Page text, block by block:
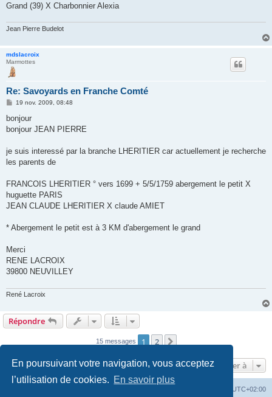
En poursuivant votre navigation, vous acceptez
l’utilisation de cookies. En savoir plus
Grand (39) X Charbonnier Alexia
Jean Pierre Budelot
mdslacroix
Marmottes
Re: Savoyards en Franche Comté
M
s
a
19 nov. 2009, 08:48
bonjour
bonjour JEAN PIERRE
je suis interessé par la branche LHERITIER car actuellement je recherche
les parents de
FRANCOIS LHERITIER ° vers 1699 + 5/5/1759 abergement le petit X
huguette PARIS
JEAN CLAUDE LHERITIER X claude AMIET
* Abergement le petit est à 3 KM d'abergement le grand
Merci
RENE LACROIX
39800 NEUVILLEY
René Lacroix
Répondre
15 messages 1 2 Suivante
Aller à
UTC+02:00